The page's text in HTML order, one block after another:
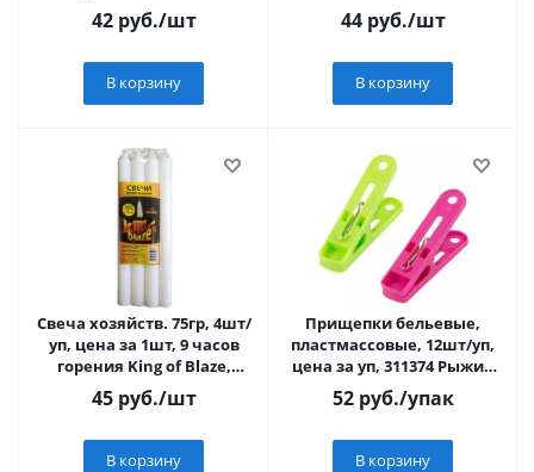
42руб./шт
В корзину
44руб./шт
В корзину
Свеча хозяйств. 75гр, 4шт/
уп, цена за 1шт, 9 часов
горения King of Blaze,
белый цвет КВ-075
45руб./шт
В корзину
Прищепки бельевые,
пластмассовые, 12шт/уп,
цена за уп, 311374 Рыжий
Кот
52руб./упак
В корзину